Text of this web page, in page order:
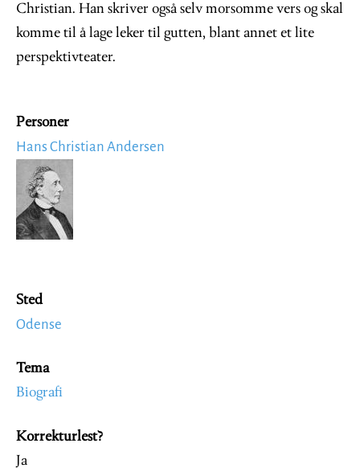
Christian. Han skriver også selv morsomme vers og skal
komme til å lage leker til gutten, blant annet et lite
perspektivteater.
Personer
Hans Christian Andersen
Image
Sted
Odense
Tema
Biografi
Korrekturlest?
Ja